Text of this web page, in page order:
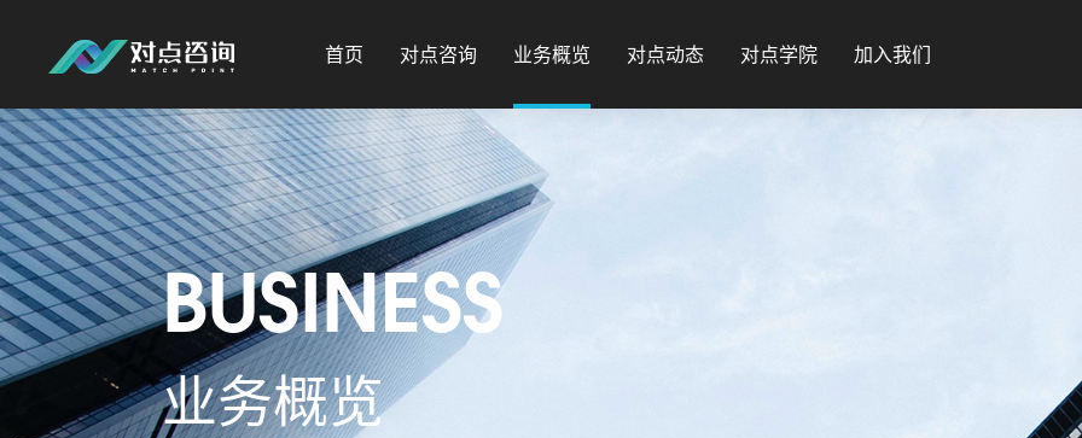
首页 对点咨询 业务概览 对点动态 对点学院 加入我们
BUSINESS
业务概览